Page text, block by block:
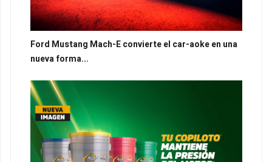
Ford Mustang Mach-E convierte el car-aoke en una
nueva forma...